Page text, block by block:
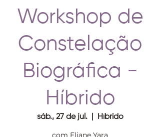
Workshop de
Constelação
Biográfica -
Híbrido
sáb., 27 de jul.
  |
Híbrido
com Eliane Yara